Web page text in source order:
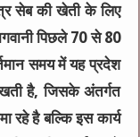
सेब की खेती के लिए
पिछले 70 से 80
समय में यह प्रदेश
है, जिसके अंतर्गत
रहे है बल्कि इस कार्य